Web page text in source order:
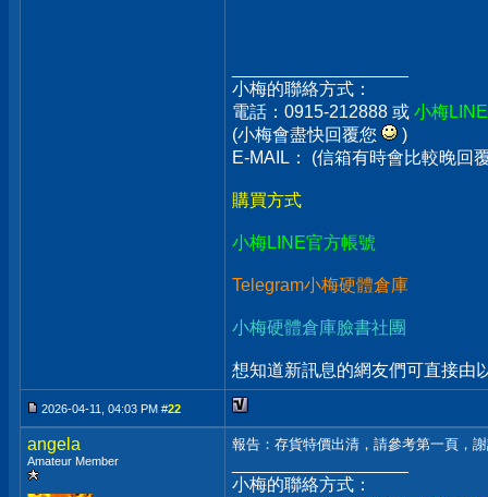
小梅的聯絡方式：
電話：0915-212888 或 小梅
(小梅會盡快回覆您
)
E-MAIL： (信箱有時會比較晚回
購買方式
小梅LINE官方帳號
Telegram小梅硬體倉庫
小梅硬體倉庫臉書社團
想知道新訊息的網友們可直接由
2026-04-11, 04:03 PM #22
angela
Amateur Member
報告：存貨特價出清，請參考第一頁，
小梅的聯絡方式：